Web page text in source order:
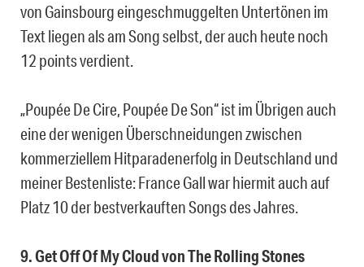
von Gainsbourg eingeschmuggelten Untertönen im
Text liegen als am Song selbst, der auch heute noch
12 points verdient.
„Poupée De Cire, Poupée De Son“ ist im Übrigen auch
eine der wenigen Überschneidungen zwischen
kommerziellem Hitparadenerfolg in Deutschland und
meiner Bestenliste: France Gall war hiermit auch auf
Platz 10 der bestverkauften Songs des Jahres.
9. Get Off Of My Cloud von The Rolling Stones